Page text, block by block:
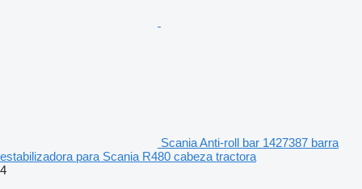
Scania Anti-roll bar 1427387 barra
estabilizadora para Scania R480 cabeza tractora
4